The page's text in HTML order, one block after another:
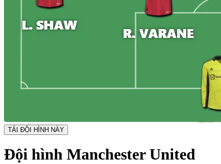
TẢI ĐỘI HÌNH NÀY
Đội hình Manchester United